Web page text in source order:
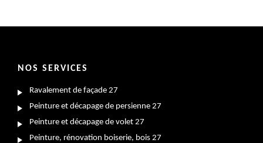
NOS SERVICES
Ravalement de façade 27
Peinture et décapage de persienne 27
Peinture et décapage de volet 27
Peinture, rénovation boiserie, bois 27